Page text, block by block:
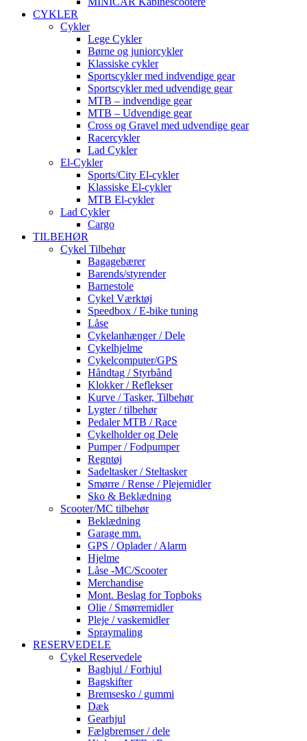
CYKLER
Cykler
Lege Cykler
Børne og juniorcykler
Klassiske cykler
Sportscykler med indvendige gear
Sportscykler med udvendige gear
MTB – indvendige gear
MTB – Udvendige gear
Cross og Gravel med udvendige gear
Racercykler
Lad Cykler
El-Cykler
Sports/City El-cykler
Klassiske El-cykler
MTB El-cykler
Lad Cykler
Cargo
TILBEHØR
Cykel Tilbehør
Bagagebærer
Barends/styrender
Barnestole
Cykel Værktøj
Speedbox / E-bike tuning
Låse
Cykelanhænger / Dele
Cykelhjelme
Cykelcomputer/GPS
Håndtag / Styrbånd
Klokker / Reflekser
Kurve / Tasker, Tilbehør
Lygter / tilbehør
Pedaler MTB / Race
Cykelholder og Dele
Pumper / Fodpumper
Regntøj
Sadeltasker / Steltasker
Smørre / Rense / Plejemidler
Sko & Beklædning
Scooter/MC tilbehør
Beklædning
Garage mm.
GPS / Oplader / Alarm
Hjelme
Låse -MC/Scooter
Merchandise
Mont. Beslag for Topboks
Olie / Smørremidler
Pleje / vaskemidler
Spraymaling
RESERVEDELE
Cykel Reservedele
Baghjul / Forhjul
Bagskifter
Bremsesko / gummi
Dæk
Gearhjul
Fælgbremser / dele